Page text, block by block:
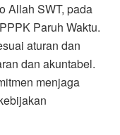
Allah SWT, pada
Paruh Waktu.
aturan dan
dan akuntabel.
menjaga